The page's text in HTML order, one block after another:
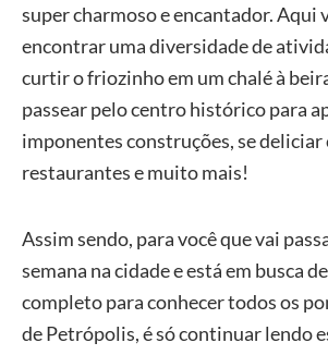
super charmoso e encantador. Aqui
encontrar uma diversidade de
curtir o friozinho em um chalé à
passear pelo centro histórico para
imponentes construções, se
restaurantes e muito mais!
Assim sendo, para você que vai
semana na cidade e está em busca
completo para conhecer todos os
de Petrópolis, é só continuar lendo